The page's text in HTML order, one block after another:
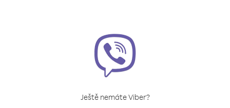
Ještě nemáte Viber?